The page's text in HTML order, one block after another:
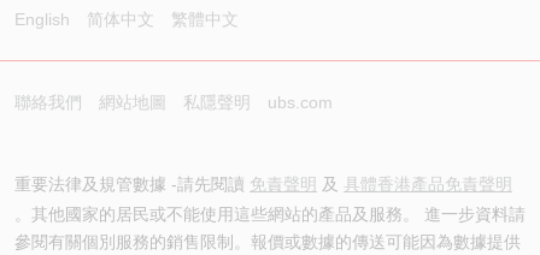
English 简体中文 繁體中文
聯絡我們 網站地圖 私隱聲明 ubs.com
重要法律及規管數據 -請先閱讀 免責聲明 及 具體香港產品免責聲明
。其他國家的居民或不能使用這些網站的產品及服務。 進一步資料請
參閱有關個別服務的銷售限制。報價或數據的傳送可能因為數據提供